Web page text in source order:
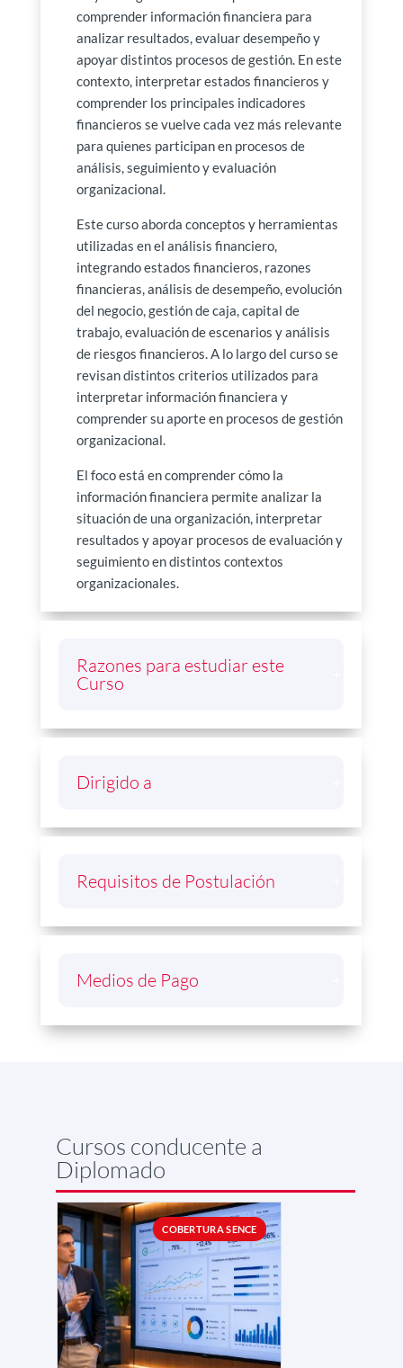
comprender información financiera para
analizar resultados, evaluar desempeño y
apoyar distintos procesos de gestión. En este
contexto, interpretar estados financieros y
comprender los principales indicadores
financieros se vuelve cada vez más relevante
para quienes participan en procesos de
análisis, seguimiento y evaluación
organizacional.
Este curso aborda conceptos y herramientas
utilizadas en el análisis financiero,
integrando estados financieros, razones
financieras, análisis de desempeño, evolución
del negocio, gestión de caja, capital de
trabajo, evaluación de escenarios y análisis
de riesgos financieros. A lo largo del curso se
revisan distintos criterios utilizados para
interpretar información financiera y
comprender su aporte en procesos de gestión
organizacional.
El foco está en comprender cómo la
información financiera permite analizar la
situación de una organización, interpretar
resultados y apoyar procesos de evaluación y
seguimiento en distintos contextos
organizacionales.
Razones para estudiar este
Curso
Dirigido a
Requisitos de Postulación
Medios de Pago
Cursos conducente a
Diplomado
COBERTURA SENCE